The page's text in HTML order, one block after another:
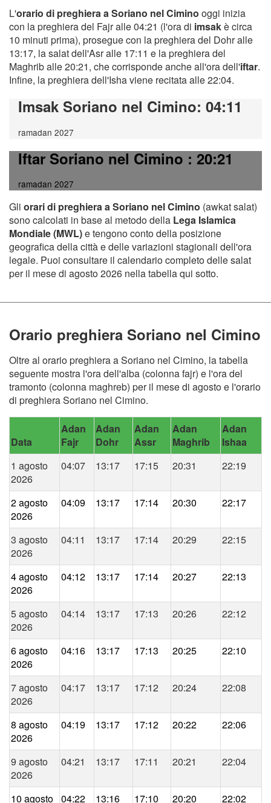
L'orario di preghiera a Soriano nel Cimino oggi inizia
con la preghiera del Fajr alle 04:21 (l'ora di imsakè circa
10 minuti prima), prosegue con la preghiera del Dohr alle
13:17, la salat dell'Asr alle 17:11 e la preghiera del
Maghrib alle 20:21, che corrisponde anche all'ora dell'iftar.
Infine, la preghiera dell'Isha viene recitata alle 22:04.
Imsak Soriano nel Cimino: 04:11
ramadan 2027
Iftar Soriano nel Cimino: 20:21
ramadan 2027
Gli orari di preghiera a Soriano nel Cimino (awkat salat)
sono calcolati in base al metodo della Lega Islamica
Mondiale (MWL)e tengono conto della posizione
geografica della città e delle variazioni stagionali dell'ora
legale. Puoi consultare il calendario completo delle salat
per il mese di agosto 2026 nella tabella qui sotto.
Orario preghiera Soriano nel Cimino
Oltre al orario preghiera a Soriano nel Cimino, la tabella
seguente mostra l'ora dell'alba (colonna fajr) e l'ora del
tramonto (colonna maghreb) per il mese di agosto e l'orario
di preghiera Soriano nel Cimino.
Data
Adan
Fajr
Adan
Dohr
Adan
Assr
Adan
Maghrib
Adan
Ishaa
1 agosto
2026
04:07 13:17 17:15 20:31 22:19
2 agosto
2026
04:09 13:17 17:14 20:30 22:17
3 agosto
2026
04:11 13:17 17:14 20:29 22:15
4 agosto
2026
04:12 13:17 17:14 20:27 22:13
5 agosto
2026
04:14 13:17 17:13 20:26 22:12
6 agosto
2026
04:16 13:17 17:13 20:25 22:10
7 agosto
2026
04:17 13:17 17:12 20:24 22:08
8 agosto
2026
04:19 13:17 17:12 20:22 22:06
9 agosto
2026
04:21 13:17 17:11 20:21 22:04
10 agosto 04:22 13:16 17:10 20:20 22:02